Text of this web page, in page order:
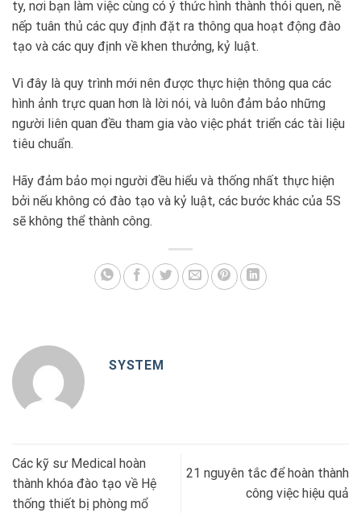
ty, nơi bạn làm việc cùng có ý thức hình thành thói quen, nề
nếp tuân thủ các quy định đặt ra thông qua hoạt động đào
tạo và các quy định về khen thưởng, kỷ luật.
Vì đây là quy trình mới nên được thực hiện thông qua các
hình ảnh trực quan hơn là lời nói, và luôn đảm bảo những
người liên quan đều tham gia vào việc phát triển các tài liệu
tiêu chuẩn.
Hãy đảm bảo mọi người đều hiểu và thống nhất thực hiện
bởi nếu không có đào tạo và kỷ luật, các bước khác của 5S
sẽ không thể thành công.
SYSTEM
Các kỹ sư Medical hoàn
thành khóa đào tạo về Hệ
thống thiết bị phòng mổ
21 nguyên tắc để hoàn thành
công việc hiệu quả